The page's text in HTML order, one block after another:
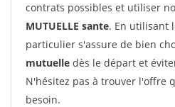
contrats possibles et utiliser
MUTUELLE sante. En utilisant
particulier s'assure de bien
mutuelle dès le départ et
N'hésitez pas à trouver l'offre
besoin.